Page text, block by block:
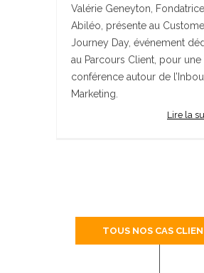
Valérie Geneyton, Fondatrice
Abiléo, présente au
Journey Day, événement
au Parcours Client, pour une
conférence autour de
Marketing.
Lire la
TOUS NOS CAS